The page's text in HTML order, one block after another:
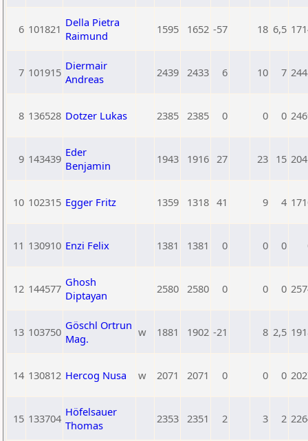
6 101821 Della Pietra
Raimund
1595 1652 -57 18 6,5
7 101915 Diermair
Andreas
2439 2433 6 10 7
8 136528 Dotzer Lukas 2385 2385 0 0 0
9 143439 Eder
Benjamin
1943 1916 27 23 15
10 102315 Egger Fritz 1359 1318 41 9 4
11 130910 Enzi Felix 1381 1381 0 0 0
12 144577 Ghosh
Diptayan
2580 2580 0 0 0
13 103750 Göschl Ortrun
Mag.
w 1881 1902 -21 8 2,5
14 130812 Hercog Nusa w 2071 2071 0 0 0
15 133704 Höfelsauer
Thomas
2353 2351 2 3 2